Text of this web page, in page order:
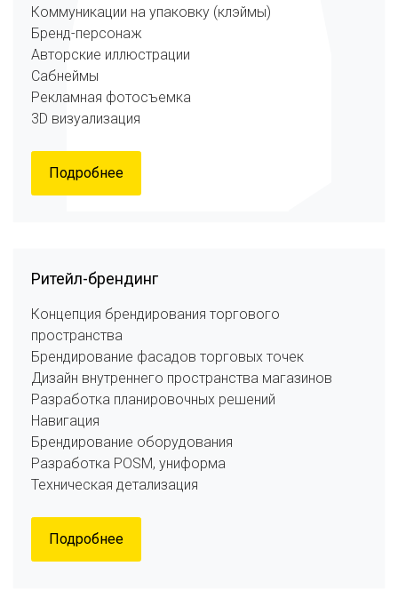
Коммуникации на упаковку (клэймы)
Бренд-персонаж
Авторские иллюстрации
Сабнеймы
Рекламная фотосъемка
3D визуализация
Подробнее
Ритейл-брендинг
Концепция брендирования торгового
пространства
Брендирование фасадов торговых точек
Дизайн внутреннего пространства магазинов
Разработка планировочных решений
Навигация
Брендирование оборудования
Разработка POSM, униформа
Техническая детализация
Подробнее